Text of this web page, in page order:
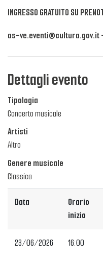
INGRESSO GRATUITO SU
as-ve.eventi@cultura.gov.it
Dettagli evento
Tipologia
Concerto musicale
Artisti
Altro
Genere musicale
Classica
Data
Orario
inizio
23/06/2026 16:00